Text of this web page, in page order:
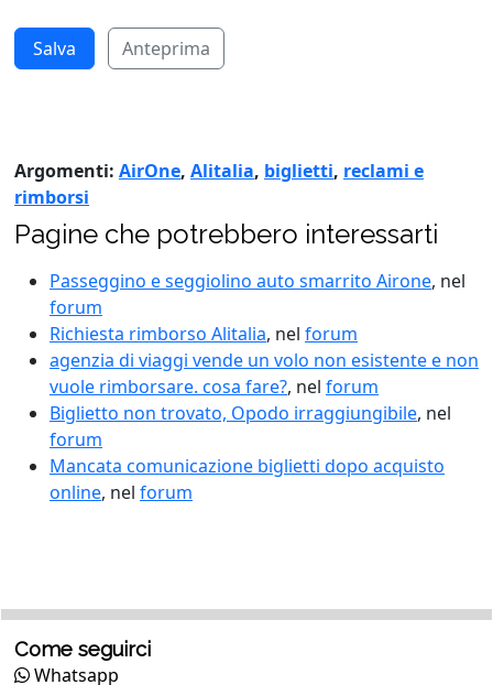
Anteprima
Argomenti: AirOne, Alitalia, biglietti, reclami e
rimborsi
Pagine che potrebbero interessarti
Passeggino e seggiolino auto smarrito Airone, nel
forum
Richiesta rimborso Alitalia, nel forum
agenzia di viaggi vende un volo non esistente e non
vuole rimborsare. cosa fare?, nel forum
Biglietto non trovato, Opodo irraggiungibile, nel
forum
Mancata comunicazione biglietti dopo acquisto
online, nel forum
Come seguirci
Whatsapp